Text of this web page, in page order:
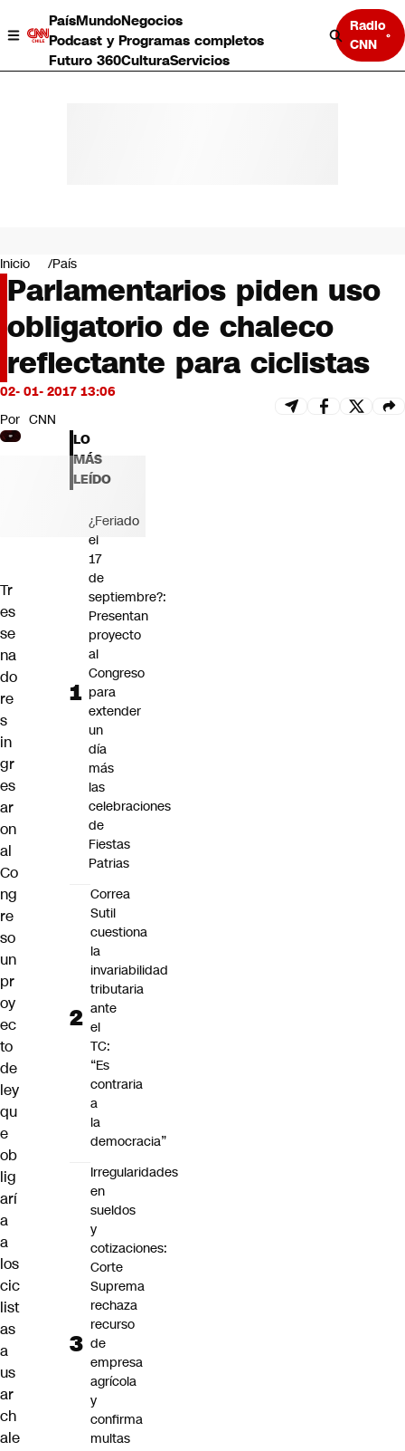
PaísMundoNegocios
Podcast y Programas completos
Futuro 360CulturaServicios
Radio
CNN
Negocios
Deportes
Programas completos
Cultura
Servicios
Bits
CNN tiempo
Futuro 360
Opinión
Inicio País
Parlamentarios piden uso
obligatorio de chaleco
reflectante para ciclistas
02- 01- 2017 13:06
Por CNN
Tr
es
se
na
do
re
s
in
gr
es
ar
on
al
Co
ng
re
so
un
pr
oy
ec
to
de
ley
qu
e
ob
lig
arí
a
a
los
cic
list
as
a
us
ar
ch
ale
LO
MÁS
LEÍDO
¿Feriado
el
17
de
septiembre?:
Presentan
proyecto
al
Congreso
para
extender
un
día
más
las
celebraciones
de
Fiestas
Patrias
Correa
Sutil
cuestiona
la
invariabilidad
tributaria
ante
el
TC:
“Es
contraria
a
la
democracia”
Irregularidades
en
sueldos
y
cotizaciones:
Corte
Suprema
rechaza
recurso
de
empresa
agrícola
y
confirma
multas